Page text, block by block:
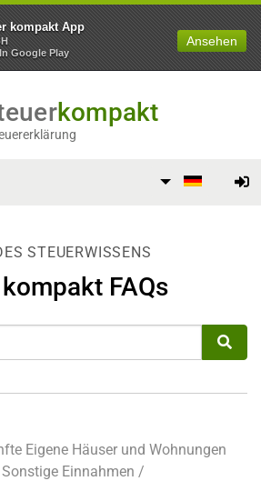
kompakt App
Google Play
Ansehen
kompakt
STEUERWISSENS
FAQs
Eigene Häuser und Wohnungen
Sonstige Einnahmen /